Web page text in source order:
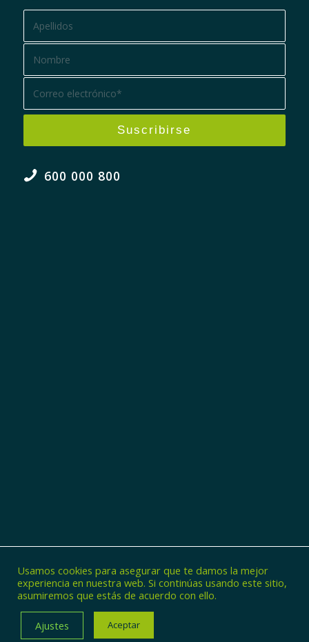
600 000 800
© Copyright - Zincaman
POLÍTICA DE PRIVACIDAD
POLÍTICA DE COOKIES
Usamos cookies para asegurar que te damos la mejor
experiencia en nuestra web. Si continúas usando este sitio,
asumiremos que estás de acuerdo con ello.
Ajustes Aceptar